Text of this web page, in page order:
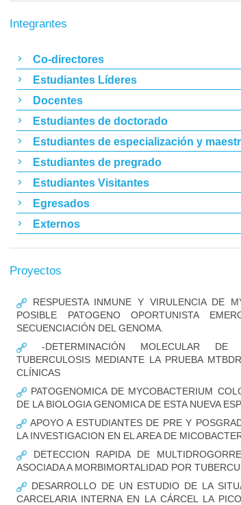
Integrantes
Co-directores
Estudiantes Líderes
Docentes
Estudiantes de doctorado
Estudiantes de especialización y
Estudiantes de pregrado
Estudiantes Visitantes
Egresados
Externos
Proyectos
RESPUESTA INMUNE Y VIRULENCIA DE
POSIBLE PATOGENO OPORTUNISTA
SECUENCIACIÓN DEL GENOMA.
-DETERMINACIÓN MOLECULAR DE
TUBERCULOSIS MEDIANTE LA PRUEBA
CLÍNICAS
PATOGENOMICA DE MYCOBACTERIUM
DE LA BIOLOGIA GENOMICA DE ESTA NUEVA
APOYO A ESTUDIANTES DE PRE Y
LA INVESTIGACION EN EL AREA DE
DETECCION RAPIDA DE
ASOCIADA A MORBIMORTALIDAD POR
DESARROLLO DE UN ESTUDIO DE LA
CARCELARIA INTERNA EN LA CÁRCEL LA